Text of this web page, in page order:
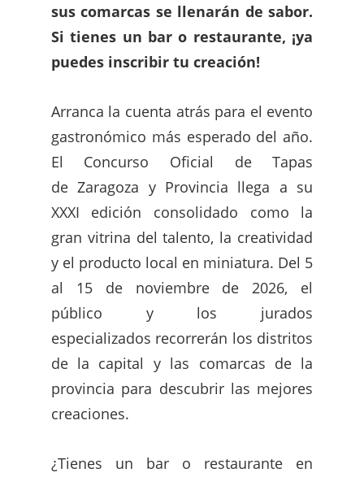
suscomarcas se llenarán de sabor.
Si tienes un bar o restaurante, ¡ya
puedes inscribir tu creación!
Arranca la cuenta atrás para el evento
gastronómico más esperado del año.
El Concurso Oficial de Tapas
de Zaragoza y Provincia llega a su
XXXI edición consolidado como la
gran vitrina del talento, la creatividad
y el producto local en miniatura. Del 5
al 15 de noviembre de 2026, el
público y los jurados
especializados recorrerán los distritos
de la capital y las comarcas de la
provincia para descubrir las mejores
creaciones.
¿Tienes un bar o restaurante en